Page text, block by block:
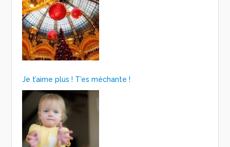
Je t’aime plus ! T’es méchante !